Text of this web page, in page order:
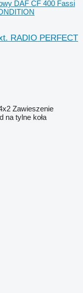
DAF CF 400 Fassi
RADIO PERFECT
Zawieszenie
na tylne koła